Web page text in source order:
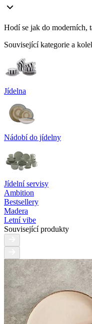
Hodí se jak do moderních,
Související kategorie a
Jídelna
Nádobí do jídelny
Jídelní servisy
Ambition
Bestsellery
Madera
Letní vibe
Související produkty